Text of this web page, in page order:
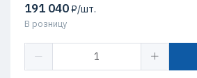
191 040₽/шт.
В розницу